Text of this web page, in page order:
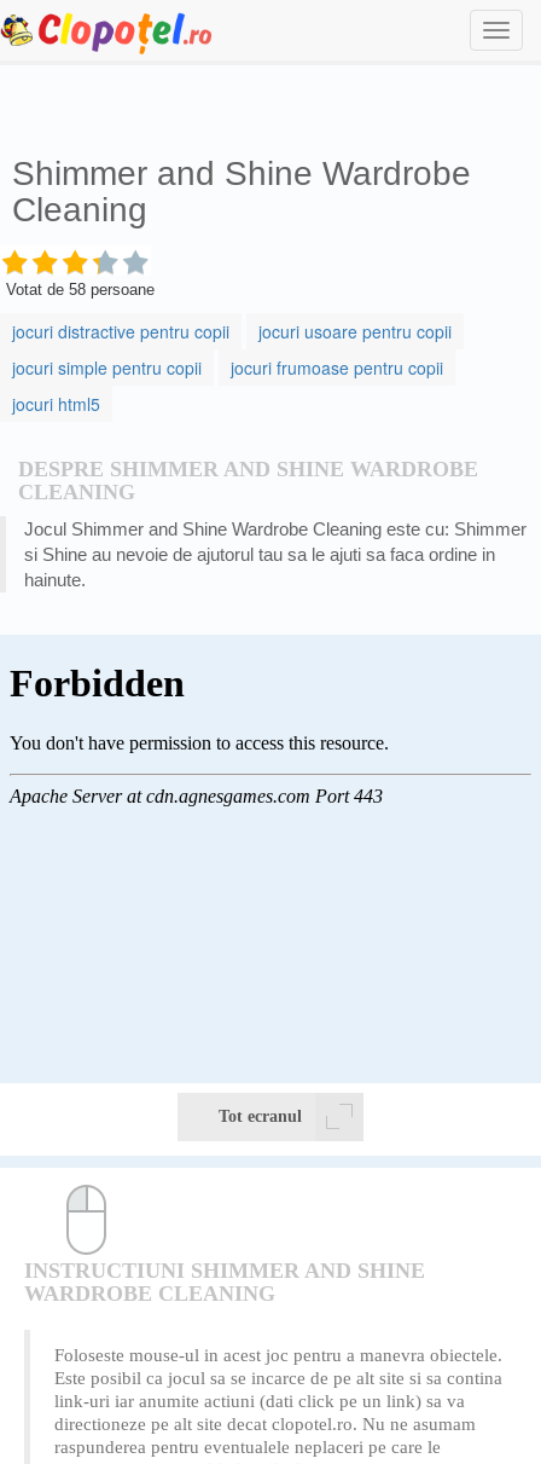
Shimmer and Shine Wardrobe
Cleaning
Votat de 58 persoane
jocuri distractive pentru copii
jocuri usoare pentru copii
jocuri simple pentru copii
jocuri frumoase pentru copii
jocuri html5
DESPRE SHIMMER AND SHINE WARDROBE
CLEANING
Jocul Shimmer and Shine Wardrobe Cleaning este cu: Shimmer
si Shine au nevoie de ajutorul tau sa le ajuti sa faca ordine in
hainute.
Tot ecranul
INSTRUCTIUNI SHIMMER AND SHINE
WARDROBE CLEANING
Foloseste mouse-ul in acest joc pentru a manevra obiectele.
Este posibil ca jocul sa se incarce de pe alt site si sa contina
link-uri iar anumite actiuni (dati click pe un link) sa va
directioneze pe alt site decat clopotel.ro. Nu ne asumam
raspunderea pentru eventualele neplaceri pe care le